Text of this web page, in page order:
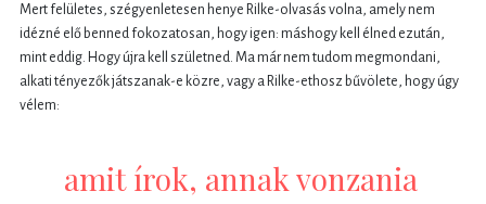
Mert felületes, szégyenletesen henye Rilke-olvasás volna, amely nem
idézné elő benned fokozatosan, hogy igen: máshogy kell élned ezután,
mint eddig. Hogy újra kell születned. Ma már nem tudom megmondani,
alkati tényezők játszanak-e közre, vagy a Rilke-ethosz bűvölete, hogy úgy
vélem:
amit írok, annak vonzania